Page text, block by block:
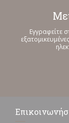
Εγγραφείτε